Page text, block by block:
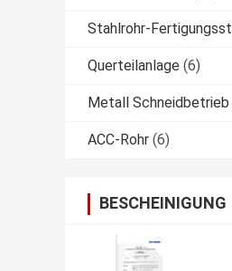
Stahlrohr-
Querteilanlage (6)
Metall Schneidbetrieb
ACC-Rohr (6)
BESCHEINIGUNG